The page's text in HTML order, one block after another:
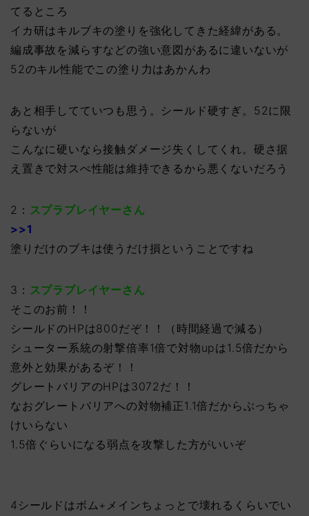
てるところ
イカ研はキルブキの塗りを強化してきた経緯がある。
編成事故を減らすなどの強い意図があるに違いないが
52のキル性能でこの塗り力はあかんわ
あと相手してていつも思う。シールド硬すぎ。52に限
らないが
こんなに硬いなら接触ダメージ失くしてくれ。硬さ据
え置きで対スぺ性能は維持できるから悪くないだろう
2： スプラプレイヤーさん
>>1
塗りだけのブキは使うだけ損ということですね
3： スプラプレイヤーさん
そこのお前！！
シールドのHPは800だぞ！！（時間経過で減る）
シューター系統の射撃倍率1倍で対物upは1.5倍だから
意外と効果があるぞ！！
グレートバリアのHPは3072だ！！
なおグレートバリアへの対物補正1.1倍だからぶっちゃ
けいらない
1.5倍ぐらいになる弱点を攻撃した方がいいぞ
4シールドはボム+メインちょっとで壊れるくらいでい